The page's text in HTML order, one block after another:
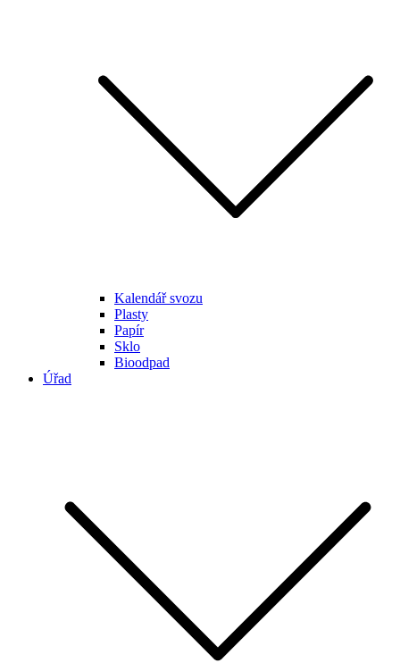
Kalendář svozu
Plasty
Papír
Sklo
Bioodpad
Úřad